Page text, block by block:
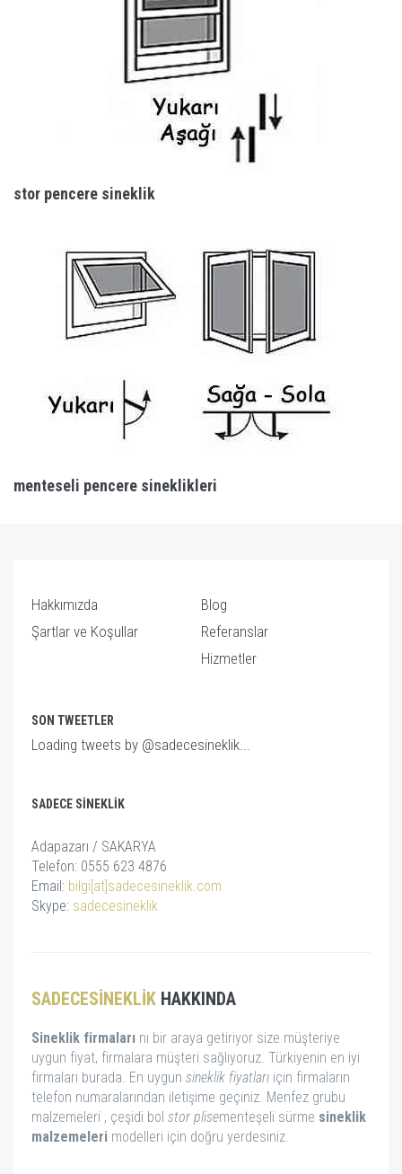
stor pencere sineklik
menteseli pencere sineklikleri
Hakkımızda
Şartlar ve Koşullar
Blog
Referanslar
Hizmetler
SON TWEETLER
Loading tweets by @sadecesineklik...
SADECE SINEKLIK
Adapazarı / SAKARYA
Telefon: 0555 623 4876
Email: bilgi[at]sadecesineklik.com
Skype: sadecesineklik
SADECESINEKLIK HAKKINDA
Sineklik firmaları nı bir araya getiriyor size müşteriye
uygun fiyat, firmalara müşteri sağlıyoruz. Türkiyenin en iyi
firmaları burada. En uygun sineklik fiyatları için firmaların
telefon numaralarından iletişime geçiniz. Menfez grubu
malzemeleri , çeşidi bol stor plisementeşeli sürme sineklik
malzemeleri modelleri için doğru yerdesiniz.